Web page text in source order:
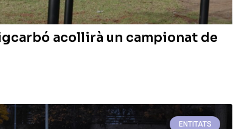
acollirà un campionat de
ENTITATS